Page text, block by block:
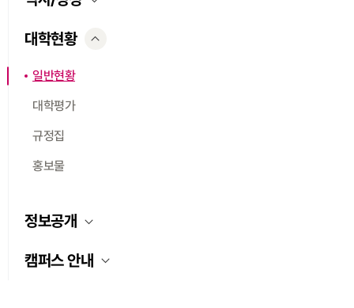
대학현황
일반현황
대학평가
규정집
홍보물
정보공개
캠퍼스 안내